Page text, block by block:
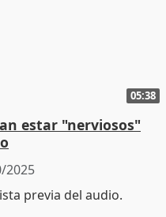
05:38
estar "nerviosos"
2025